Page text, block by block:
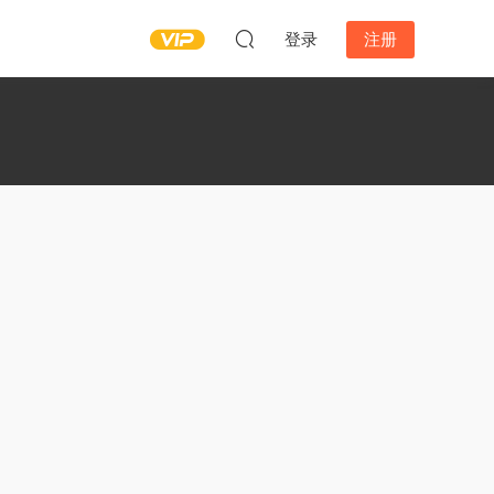
登录 注册